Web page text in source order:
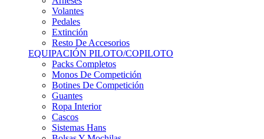
Volantes
Pedales
Extinción
Resto De Accesorios
EQUIPACIÓN PILOTO/COPILOTO
Packs Completos
Monos De Competición
Botines De Competición
Guantes
Ropa Interior
Cascos
Sistemas Hans